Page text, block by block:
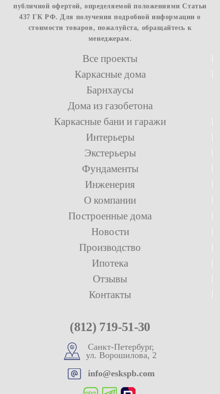
публичной офертой, определяемой положениями Статьи
437 ГК РФ. Для получения подробной информации о
стоимости товаров, пожалуйста, обращайтесь к
менеджерам.
Все проекты
Каркасные дома
Барнхаусы
Дома из газобетона
Каркасные бани и гаражи
Интерьеры
Экстерьеры
Фундаменты
Инженерия
О компании
Построенные дома
Новости
Производство
Ипотека
Отзывы
Контакты
(812) 719-51-30
Санкт-Петербург,
ул. Ворошилова, 2
info@eskspb.com